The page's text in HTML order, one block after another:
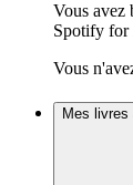
Vous avez
Spotify for
Vous
Mes livres